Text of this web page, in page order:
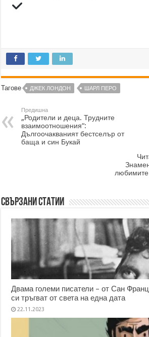
Тагове ДЖЕК ЛОНДОН ШАРЛ ПЕРО
Предишна
„Родители и деца. Трудните
взаимоотношения“:
Дългоочакваният бестселър от
баща и син Букай
любимите
Свързани статии
Двама големи писатели – от Сан
си тръгват от света на една дата
22.11.2023